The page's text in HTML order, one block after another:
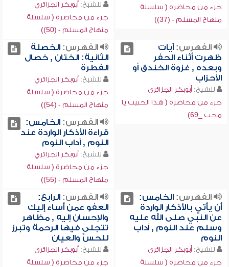
جزء من محاضرة ( سلسلة
منهاج المسلم - (37))
للشيخ: أبوبكر الجزائري
جزء من محاضرة ( سلسلة
منهاج المسلم - (50))
الفهرس:آيات
ظهرت أثناء الحفر
وبعده , غزوة الخندق أو
الأحزاب
للشيخ: أبوبكر الجزائري
جزء من محاضرة ( هذا الحبيب يا
محب _69)
الفهرس:الخصلة
الثانية: الختان , خصال
الفطرة
للشيخ: أبوبكر الجزائري
جزء من محاضرة ( سلسلة
منهاج المسلم - (54))
الفهرس:الخامس:
قراءة الأذكار الواردة عند
النوم , آداب النوم
للشيخ: أبوبكر الجزائري
جزء من محاضرة ( سلسلة
منهاج المسلم - (55))
الفهرس:الخامس:
أن يأتي بالأذكار الواردة
عن النبي صلى الله عليه
وسلم عند النوم , آداب
النوم
للشيخ: أبوبكر الجزائري
جزء من محاضرة ( سلسلة
الفهرس:الرابع:
العفو عمن أساء إليك
والإحسان إليه , مظاهر
تتجلى فيها الرحمة وتبرز
للحسِّ والعيان
للشيخ: أبوبكر الجزائري
جزء من محاضرة ( سلسلة